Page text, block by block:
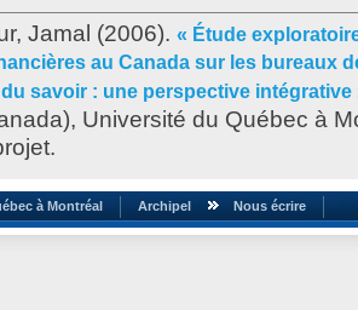
Jamal (2006). « Étude
au Canada sur les bureaux
savoir : une perspective intégrative
Université du Québec à
à Montréal Archipel Nous écrire